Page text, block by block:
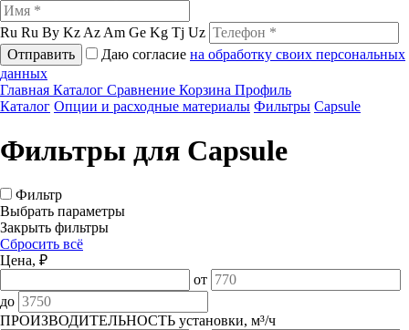
Ru Ru By Kz Az Am Ge Kg Tj Uz
Отправить
Даю согласие на обработку своих персональных
данных
Главная Каталог Сравнение Корзина Профиль
Каталог Опции и расходные материалы Фильтры Capsule
Фильтры для Capsule
Фильтр
Выбрать параметры
Закрыть фильтры
Сбросить всё
Цена, ₽
от
до
ПРОИЗВОДИТЕЛЬНОСТЬ установки, м³/ч